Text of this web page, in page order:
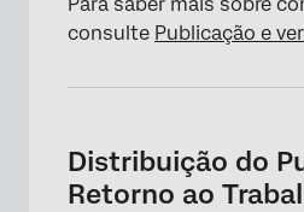
consulte Publicação e
Distribuição do
Retorno ao